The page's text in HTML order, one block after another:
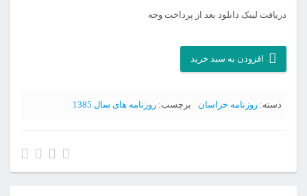
دریافت لینک دانلود بعد از پرداخت وجه
آرشیو
روزنامه
افزودن به سبد خرید
دسته: روزنامه خراسان برچسب: روزنامه های سال 1385